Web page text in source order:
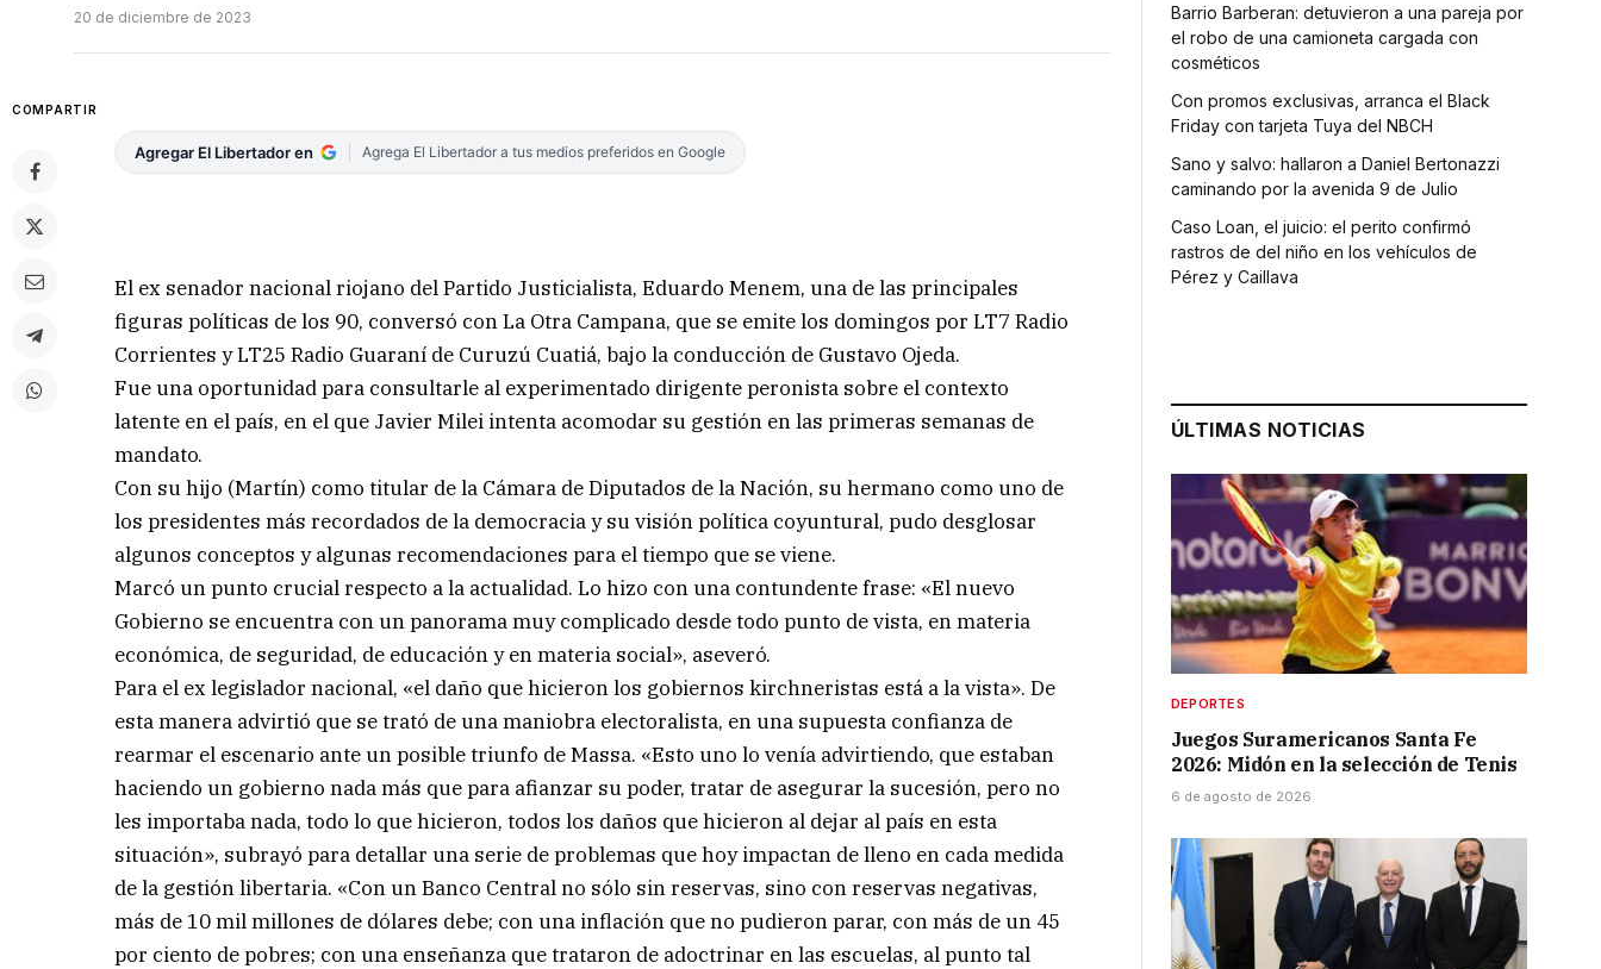
20 de diciembre de 2023
COMPARTIR
Agregar El Libertador en Agrega El Libertador a tus medios preferidos en Google
El ex senador nacional riojano del Partido Justicialista, Eduardo Menem, una de las principales
figuras políticas de los 90, conversó con La Otra Campana, que se emite los domingos por LT7 Radio
Corrientes y LT25 Radio Guaraní de Curuzú Cuatiá, bajo la conducción de Gustavo Ojeda.
Fue una oportunidad para consultarle al experimentado dirigente peronista sobre el contexto
latente en el país, en el que Javier Milei intenta acomodar su gestión en las primeras semanas de
mandato.
Con su hijo (Martín) como titular de la Cámara de Diputados de la Nación, su hermano como uno de
los presidentes más recordados de la democracia y su visión política coyuntural, pudo desglosar
algunos conceptos y algunas recomendaciones para el tiempo que se viene.
Marcó un punto crucial respecto a la actualidad. Lo hizo con una contundente frase: «El nuevo
Gobierno se encuentra con un panorama muy complicado desde todo punto de vista, en materia
económica, de seguridad, de educación y en materia social», aseveró.
Para el ex legislador nacional, «el daño que hicieron los gobiernos kirchneristas está a la vista». De
esta manera advirtió que se trató de una maniobra electoralista, en una supuesta confianza de
rearmar el escenario ante un posible triunfo de Massa. «Esto uno lo venía advirtiendo, que estaban
haciendo un gobierno nada más que para afianzar su poder, tratar de asegurar la sucesión, pero no
les importaba nada, todo lo que hicieron, todos los daños que hicieron al dejar al país en esta
situación», subrayó para detallar una serie de problemas que hoy impactan de lleno en cada medida
de la gestión libertaria. «Con un Banco Central no sólo sin reservas, sino con reservas negativas,
más de 10 mil millones de dólares debe; con una inflación que no pudieron parar, con más de un 45
por ciento de pobres; con una enseñanza que trataron de adoctrinar en las escuelas, al punto tal
Barrio Barberan: detuvieron a una pareja por
el robo de una camioneta cargada con
cosméticos
Con promos exclusivas, arranca el Black
Friday con tarjeta Tuya del NBCH
Sano y salvo: hallaron a Daniel Bertonazzi
caminando por la avenida 9 de Julio
Caso Loan, el juicio: el perito confirmó
rastros de del niño en los vehículos de
Pérez y Caillava
ÚLTIMAS NOTICIAS
DEPORTES
Juegos Suramericanos Santa Fe
2026: Midón en la selección de Tenis
6 de agosto de 2026